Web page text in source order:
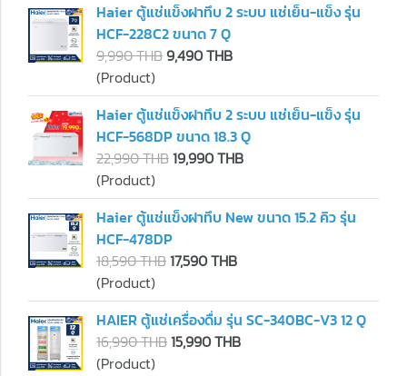
Haier ตู้แช่แข็งฝาทึบ 2 ระบบ แช่เย็น-แข็ง รุ่น
HCF-228C2 ขนาด 7 Q
9,990 THB9,490 THB
(Product)
Haier ตู้แช่แข็งฝาทึบ 2 ระบบ แช่เย็น-แข็ง รุ่น
HCF-568DP ขนาด 18.3 Q
22,990 THB19,990 THB
(Product)
Haier ตู้แช่แข็งฝาทึบ New ขนาด 15.2 คิว รุ่น
HCF-478DP
18,590 THB17,590 THB
(Product)
HAIER ตู้แช่เครื่องดื่ม รุ่น SC-340BC-V3 12 Q
16,990 THB15,990 THB
(Product)